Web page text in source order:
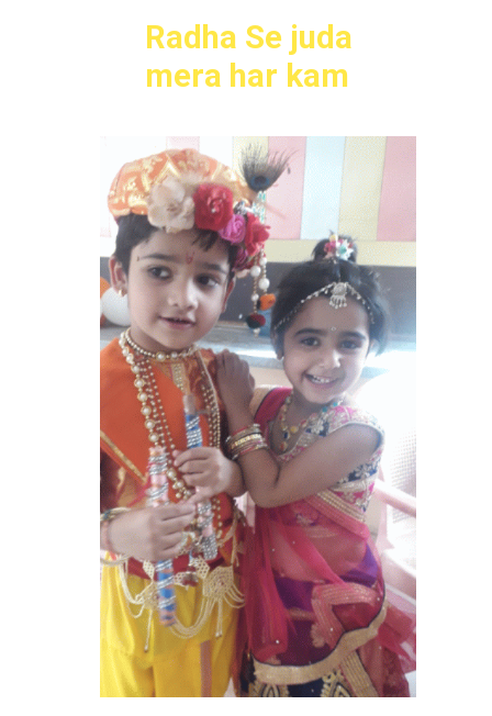
Radha Se juda
mera har kam